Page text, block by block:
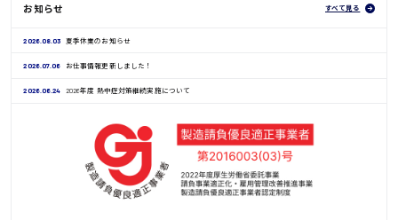
お知らせ すべて見る
2026.08.03 夏季休業のお知らせ
2026.07.06 お仕事情報更新しました！
2026.06.24 2026年度 熱中症対策継続実施について